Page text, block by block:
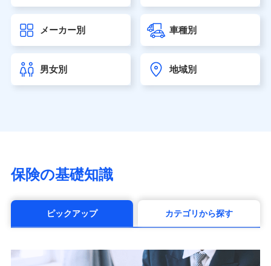
大樹生命保険株式会社（https://www.taiju-life.co.jp）
seimei.co.jp）
チューリッヒ生命保険株式会社
東京海上日動あんしん生命保険株式会社
（https://www.tmn-anshin.co.jp/）
マニュライフ生命保険株式会社
（https://www.manulife.co.jp/）
（https://www.msa-life.co.jp/）
メットライフ生命株式会社(https://www.metlife.co.jp/)
メーカー別 車種別
男女別 地域別
保険の基礎知識
ピックアップ カテゴリから探す